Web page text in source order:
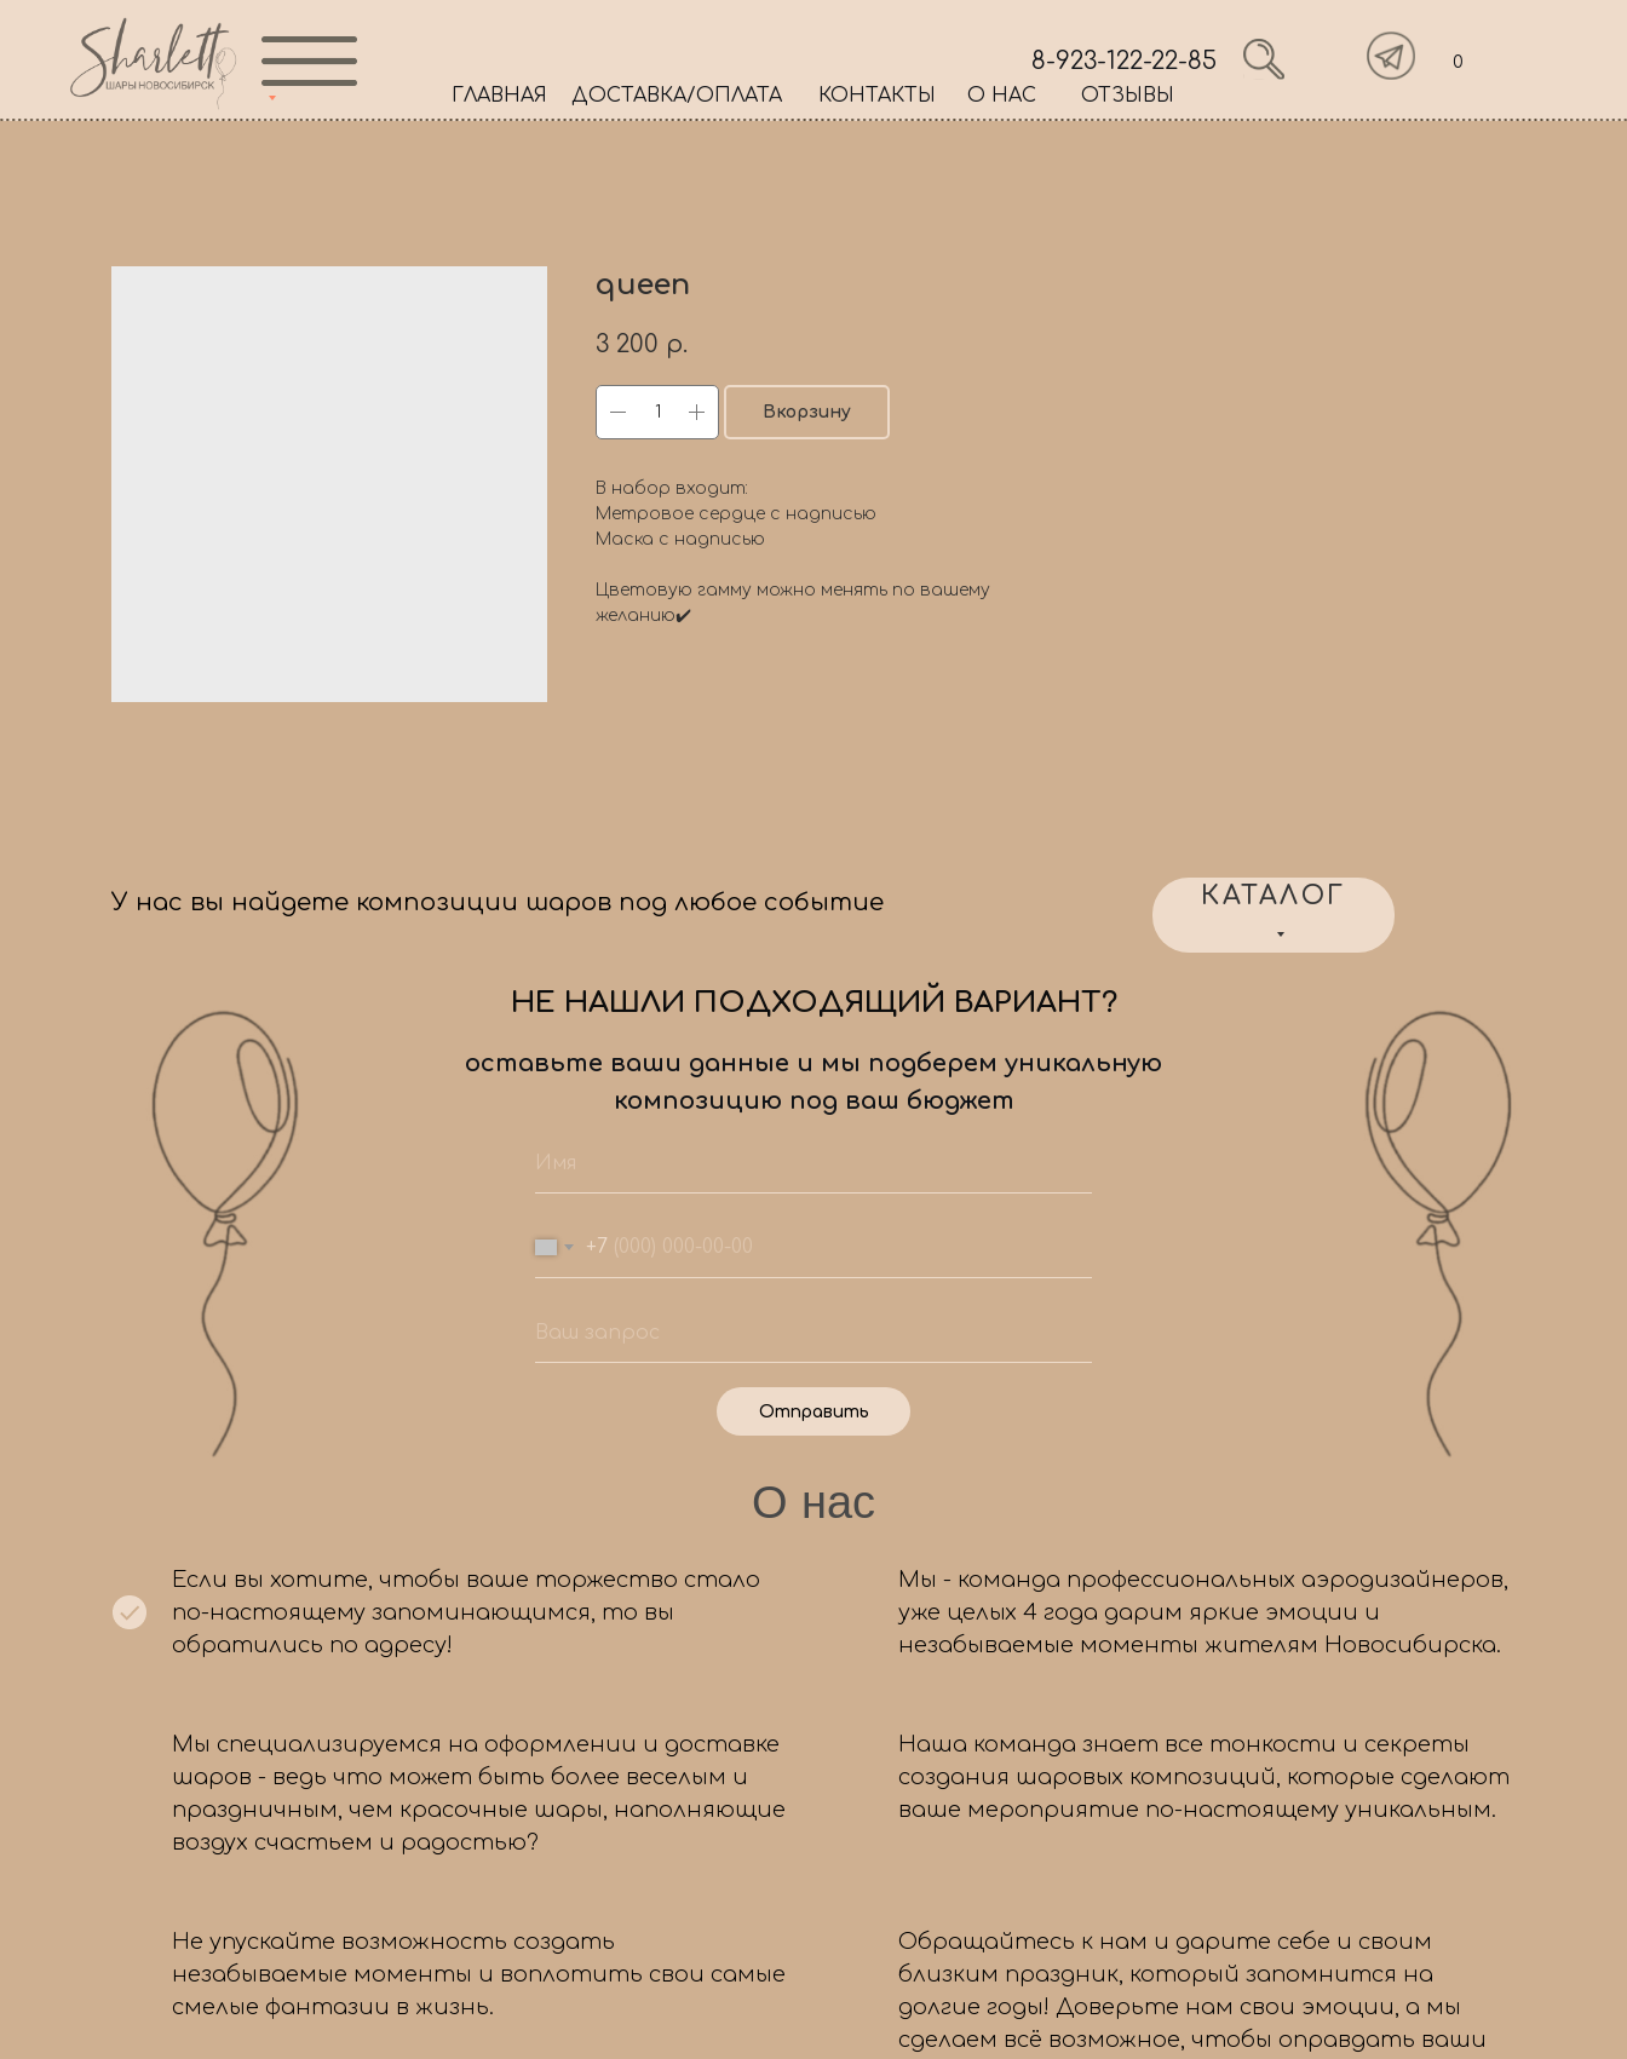
0
8-923-122-22-85
ДОСТАВКА/ОПЛАТА
ГЛАВНАЯ КОНТАКТЫ О НАС ОТЗЫВЫ
Мы знаем, как сделать ваш праздник
Ответьте на несколько простых вопросов,
чтобы мы подобрали для вас идеальный набор
воздушных шаров. А еще вас ждет приятный
Для какого повода вы ищете
шары?
Выписка из роддома
Выпускной
queen
3 200 р.
Вкорзину
В набор входит:
Метровое сердце с надписью
Маска с надписью
Цветовую гамму можно менять по вашему
желанию✔️
КАТАЛОГ
У нас вы найдете композиции шаров под любое событие
+7
Отправить
НЕ НАШЛИ ПОДХОДЯЩИЙ ВАРИАНТ?
оставьте ваши данные и мы подберем уникальную
композицию под ваш бюджет
О нас
Если вы хотите, чтобы ваше торжество стало
по-настоящему запоминающимся, то вы
обратились по адресу!
Мы - команда профессиональных аэродизайнеров,
уже целых 4 года дарим яркие эмоции и
незабываемые моменты жителям Новосибирска.
Мы специализируемся на оформлении и доставке
шаров - ведь что может быть более веселым и
праздничным, чем красочные шары, наполняющие
воздух счастьем и радостью?
Наша команда знает все тонкости и секреты
создания шаровых композиций, которые сделают
ваше мероприятие по-настоящему уникальным.
Не упускайте возможность создать
незабываемые моменты и воплотить свои самые
смелые фантазии в жизнь.
Обращайтесь к нам и дарите себе и своим
близким праздник, который запомнится на
долгие годы! Доверьте нам свои эмоции, а мы
сделаем всё возможное, чтобы оправдать ваши